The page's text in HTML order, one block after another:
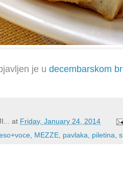
je u decembarskom
at Friday, January 24, 2014
, MEZZE, pavlaka, piletina,